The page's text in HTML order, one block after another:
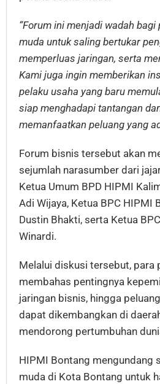
“Forum ini menjadi wadah bagi
muda untuk saling bertukar
memperluas jaringan, serta
Kami juga ingin memberikan
pelaku usaha yang baru
siap menghadapi tantangan
memanfaatkan peluang yang
Forum bisnis tersebut akan
sejumlah narasumber dari
Ketua Umum BPD HIPMI
Adi Wijaya, Ketua BPC HIPMI
Dustin Bhakti, serta Ketua
Winardi.
Melalui diskusi tersebut, para
membahas pentingnya
jaringan bisnis, hingga
dapat dikembangkan di
mendorong pertumbuhan
HIPMI Bontang mengundang
muda di Kota Bontang untuk